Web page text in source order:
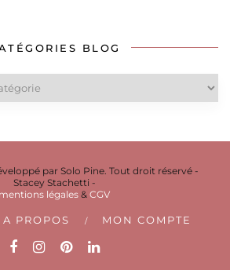
BLOG
par Solo Pine. Tout droit réservé -
Stacey Stachetti -
mentions légales & CGV
A PROPOS MON COMPTE